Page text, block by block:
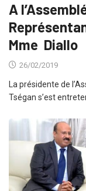
A
Mme Diallo
26/02/2019
La présidente de
Tségan s’est